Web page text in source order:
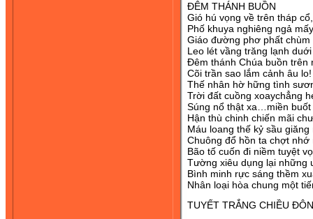
ÐÊM THÁNH BUỒN
Gió hú vọng về trên tháp cổ,
Phố khuya nghiêng ngả
Giáo đường phơ phất chùm
Leo lét vầng trăng lạnh
Ðêm thánh Chúa buồn trên
Cõi trần sao lắm cảnh âu lo!
Thế nhân hờ hững tình
Trời đất cuồng xoaychẳng
Súng nổ thật xa…miền buốt
Hận thù chinh chiến mãi
Máu loang thế kỷ sầu giăng
Chuông đổ hồn ta chợt nhớ
Bão tố cuốn đi niềm tuyệt
Tường xiêu dụng lại những
Bình minh rực sáng thềm
Nhân loại hòa chung một
TUYẾT TRẮNG CHIỀU